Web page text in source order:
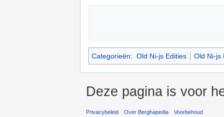
Categorieën: Old Ni-js Edities Old Ni-js
Deze pagina is voor
Privacybeleid Over Berghapedia Voorbehoud